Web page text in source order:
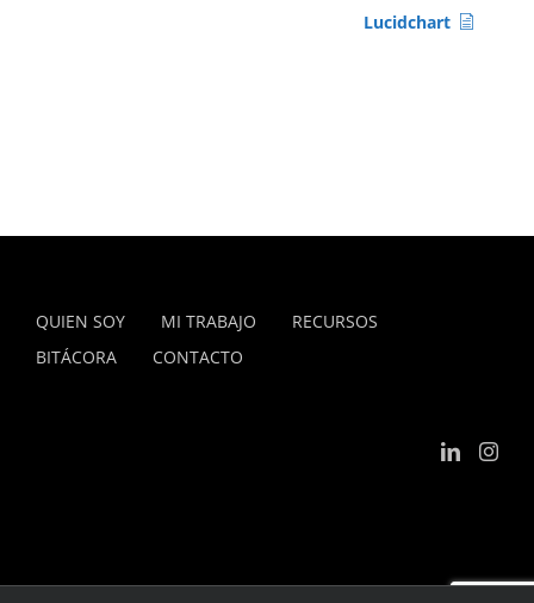
Lucidchart
QUIEN SOY MI TRABAJO
RECURSOS
BITÁCORA
CONTACTO